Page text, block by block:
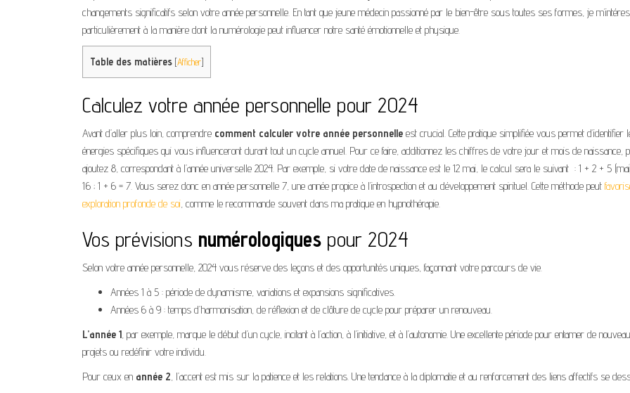
changements significatifs selon votre année personnelle. En tant que jeune médecin passionné par le bien-être sous toutes ses formes, je
particulièrement à la manière dont la numérologie peut influencer notre santé émotionnelle et physique.
Table des matières [Afficher]
Calculez votre année personnelle pour 2024
Avant d’aller plus loin, comprendre comment calculer votre année personnelle est crucial. Cette pratique simplifiée vous permet d’identifier
énergies spécifiques qui vous influenceront durant tout un cycle annuel. Pour ce faire, additionnez les chiffres de votre jour et mois de naissance,
ajoutez 8, correspondant à l’année universelle 2024. Par exemple, si votre date de naissance est le 12 mai, le calcul sera le suivant : 1 + 2 + 5
16 ; 1 + 6 = 7. Vous serez donc en année personnelle 7, une année propice à l’introspection et au développement spirituel. Cette méthode peut
exploration profonde de soi , comme le recommande souvent dans ma pratique en hypnothérapie.
Vos prévisions numérologiques pour 2024
Selon votre année personnelle, 2024 vous réserve des leçons et des opportunités uniques, façonnant votre parcours de vie.
Années 1 à 5 : période de dynamisme, variations et expansions significatives.
Années 6 à 9 : temps d’harmonisation, de réflexion et de clôture de cycle pour préparer un renouveau.
L’année 1 , par exemple, marque le début d’un cycle, incitant à l’action, à l’initiative, et à l’autonomie. Une excellente période pour entamer de
projets ou redéfinir votre individu.
Pour ceux en année 2 , l’accent est mis sur la patience et les relations. Une tendance à la diplomatie et au renforcement des liens affectifs se